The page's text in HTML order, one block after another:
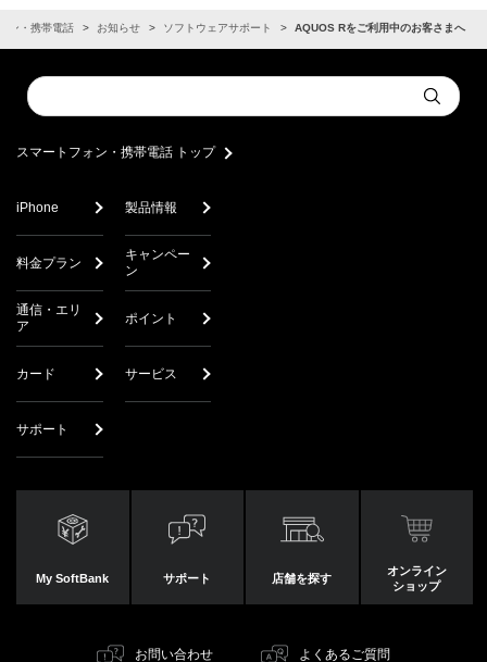
ン・携帯電話 お知らせ ソフトウェアサポート AQUOS Rをご利用中のお客さまへ
Conduct
a
Submit
スマートフォン・携帯電話 トップ
iPhone 製品情報
料金プラン
キャンペー
ン
通信・エリ
ア
ポイント
カード サービス
サポート
My SoftBank サポート 店舗を探す
オンライン
ショップ
お問い合わせ よくあるご質問